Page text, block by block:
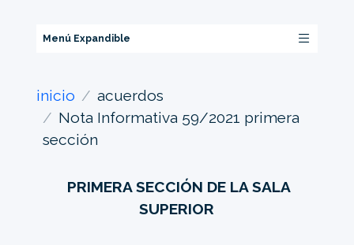
Menú Expandible
inicio
acuerdos
Nota Informativa 59/2021 primera
sección
PRIMERA SECCIÓN DE LA SALA
SUPERIOR